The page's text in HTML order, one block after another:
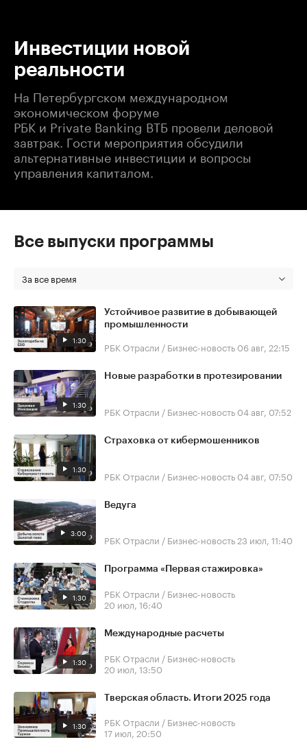
Инвестиции новой
реальности
На Петербургском международном
экономическом форуме
РБК и Private Banking ВТБ провели деловой
завтрак. Гости мероприятия обсудили
альтернативные инвестиции и вопросы
управления капиталом.
Все выпуски программы
За все время
1:30
Устойчивое развитие в добывающей
промышленности
РБК Отрасли / Бизнес-новость 06 авг, 22:15
1:30
Новые разработки в протезировании
РБК Отрасли / Бизнес-новость 04 авг, 07:52
1:30
Страховка от кибермошенников
РБК Отрасли / Бизнес-новость 04 авг, 07:50
3:00
Ведуга
РБК Отрасли / Бизнес-новость 23 июл, 11:40
1:30
Программа «Первая стажировка»
РБК Отрасли / Бизнес-новость
20 июл, 16:40
1:30
Международные расчеты
РБК Отрасли / Бизнес-новость
20 июл, 13:50
1:30
Тверская область. Итоги 2025 года
РБК Отрасли / Бизнес-новость
17 июл, 20:50